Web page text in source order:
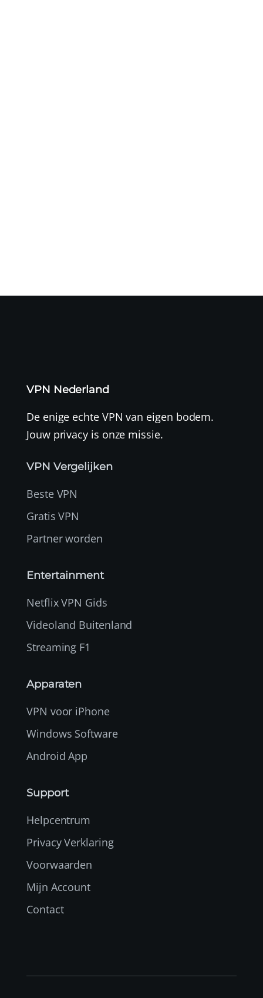
VPN Nederland
De enige echte VPN van eigen bodem.
Jouw privacy is onze missie.
VPN Vergelijken
Beste VPN
Gratis VPN
Partner worden
Entertainment
Netflix VPN Gids
Videoland Buitenland
Streaming F1
Apparaten
VPN voor iPhone
Windows Software
Android App
Support
Helpcentrum
Privacy Verklaring
Voorwaarden
Mijn Account
Contact